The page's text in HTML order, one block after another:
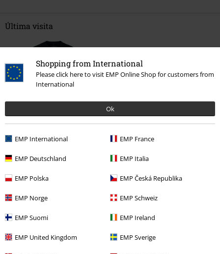
Shopping from International
Please click here to visit EMP Online Shop for customers from
International
Ok
EMP International EMP France
EMP Deutschland EMP Italia
EMP Polska EMP Česká Republika
EMP Norge EMP Schweiz
EMP Suomi EMP Ireland
EMP United Kingdom EMP Sverige
Última visita
Desde19,99 €
Más categorías. Más opciones